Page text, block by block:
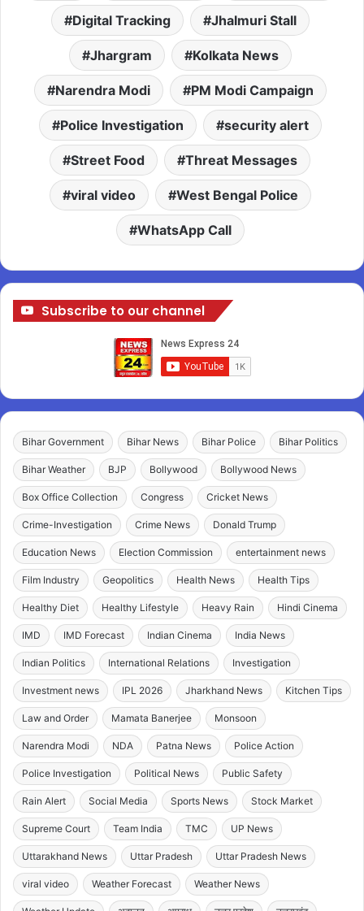
Digital Tracking Jhalmuri Stall
Jhargram Kolkata News
Narendra Modi PM Modi Campaign
Police Investigation security alert
Street Food Threat Messages
viral video West Bengal Police
WhatsApp Call
Subscribe to our channel
Bihar Government Bihar News Bihar Police Bihar Politics
Bihar Weather BJP Bollywood Bollywood News
Box Office Collection Congress Cricket News
Crime-Investigation Crime News Donald Trump
Education News Election Commission entertainment news
Film Industry Geopolitics Health News Health Tips
Healthy Diet Healthy Lifestyle Heavy Rain Hindi Cinema
IMD IMD Forecast Indian Cinema India News
Indian Politics International Relations Investigation
Investment news IPL 2026 Jharkhand News Kitchen Tips
Law and Order Mamata Banerjee Monsoon
Narendra Modi NDA Patna News Police Action
Police Investigation Political News Public Safety
Rain Alert Social Media Sports News Stock Market
Supreme Court Team India TMC UP News
Uttarakhand News Uttar Pradesh Uttar Pradesh News
viral video Weather Forecast Weather News